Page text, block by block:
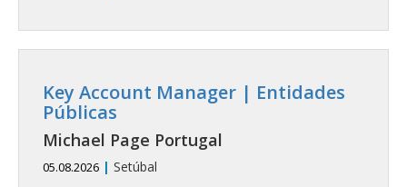
Key Account Manager | Entidades
Públicas
Michael Page Portugal
05.08.2026 | Setúbal